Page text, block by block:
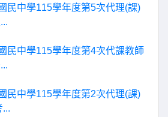
民中學115學年度第5次代理(課)
民中學115學年度第4次代課教師
民中學115學年度第2次代理(課)
...